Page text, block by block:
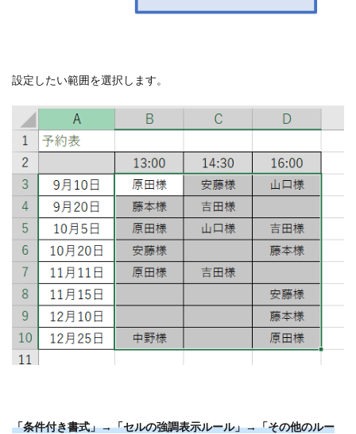
設定したい範囲を選択します。
「条件付き書式」→「セルの強調表示ルール」→「その他のルー